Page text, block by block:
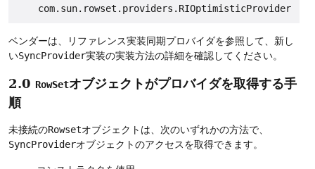
ベンダーは、リファレンス実装同期プロバイダを参照して、新し
いSyncProvider実装の実装方法の詳細を確認してください。
2.0 RowSetオブジェクトがプロバイダを取得する手
順
未接続のRowsetオブジェクトは、次のいずれかの方法で、
SyncProviderオブジェクトのアクセスを取得できます。